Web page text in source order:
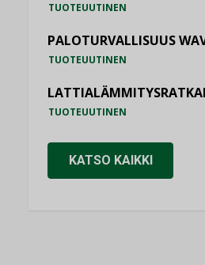
TUOTEUUTINEN
PALOTURVALLISUUS
TUOTEUUTINEN
TUOTEUUTINEN
KATSO KAIKKI